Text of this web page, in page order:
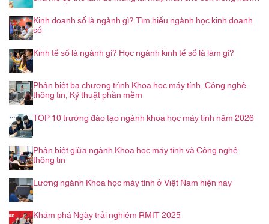
trình nghề nghiệp
Kinh doanh số là ngành gì? Tìm hiểu ngành học kinh doanh
số
Kinh tế số là ngành gì? Học ngành kinh tế số là làm gì?
Phân biệt ba chương trình Khoa học máy tính, Công nghệ
thông tin, Kỹ thuật phần mềm
TOP 10 trường đào tạo ngành khoa học máy tính năm 2026
Phân biệt giữa ngành Khoa học máy tính và Công nghệ
thông tin
Lương ngành Khoa học máy tính ở Việt Nam hiện nay
Khám phá Ngày trải nghiệm RMIT 2025